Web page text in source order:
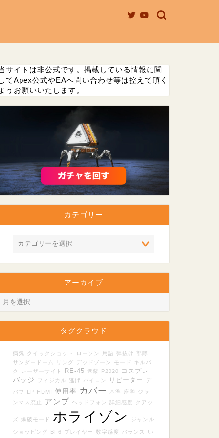
サイトは非公式です。掲載している情報に関
してApex公式やEAへ問い合わせ等は控えて頂く
うお願いいたします。
カテゴリー
アーカイブ
タグクラウド
病気 クイックショット ローソン 用語 弾抜け 部隊
サンダードーム
リング デッドゾーン モード
キルパ
ク
レーザーサイト RE-45 遮蔽 P2020 コスプレ
バッジ フィジカル 逃げ パイロン リピーター
デ
バフ
LP HDMI 使用率 カバー 基準 座学
ジャ
ンマス廃止
アンプ ヘッドフォン 詳細感度 クアッ
ズ 爆破モード ホライゾン ジャンル
ショッピング BF6 プレイヤー 数字感度 バランス
い